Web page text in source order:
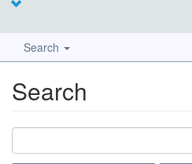
Search
Search